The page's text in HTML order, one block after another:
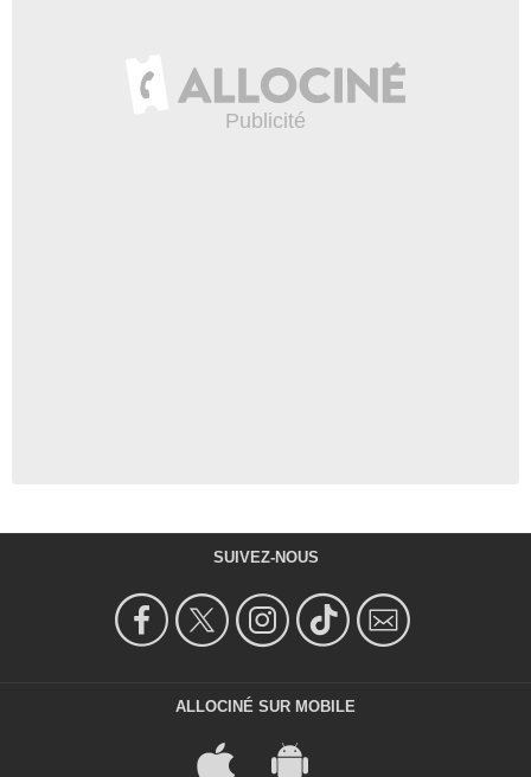
SUIVEZ-NOUS
ALLOCINÉ SUR MOBILE